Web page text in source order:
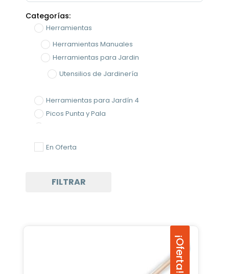
Categorías:
Herramientas
Herramientas Manuales
Herramientas para Jardin
Utensilios de Jardinería
Herramientas para Jardín 4
Picos Punta y Pala
Palas
En Oferta
FILTRAR
¡Oferta!